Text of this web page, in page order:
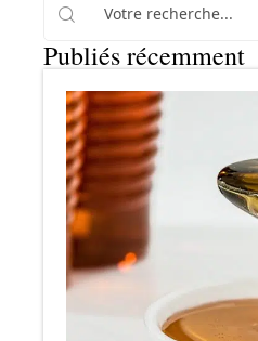
Publiés récemment